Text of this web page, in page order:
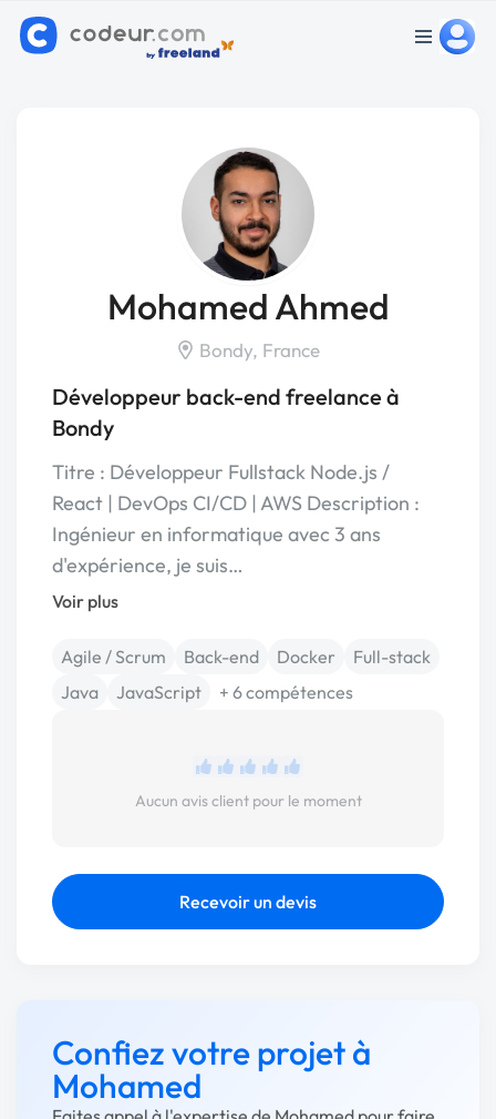
Mohamed Ahmed
Bondy, France
Développeur back-end freelance à
Bondy
Titre : Développeur Fullstack Node.js /
React | DevOps CI/CD | AWS Description :
Ingénieur en informatique avec 3 ans
d'expérience, je suis…
Voir plus
Agile / Scrum Back-end Docker
Full-stack
Java
JavaScript + 6 compétences
Aucun avis client pour le moment
Recevoir un devis
Confiez votre projet à
Mohamed